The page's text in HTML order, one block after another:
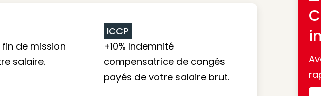
de mission
salaire.
ICCP
+10% Indemnité
compensatrice de congés
payés de votre salaire brut.